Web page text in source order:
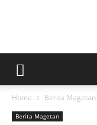
Home Berita Magetan
Berita Magetan